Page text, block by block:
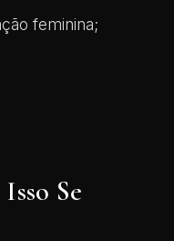
feminina;
Se